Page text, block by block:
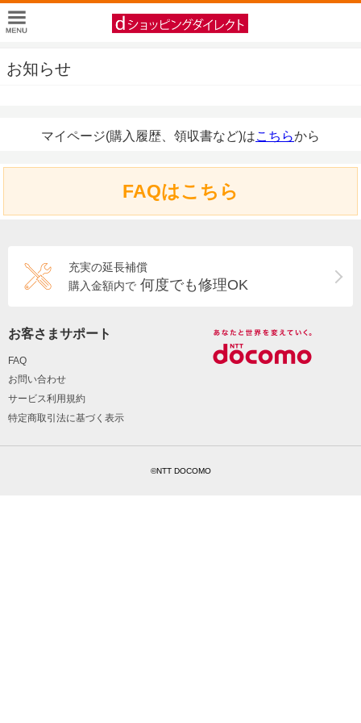
お知らせ
マイページ(購入履歴、領収書など)はこちらから
FAQはこちら
充実の延長補償
購入金額内で 何度でも修理OK
お客さまサポート
FAQ
お問い合わせ
サービス利用規約
特定商取引法に基づく表示
©NTT DOCOMO